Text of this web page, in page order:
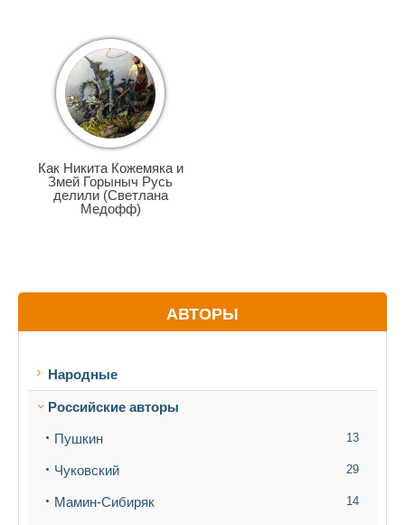
Как Никита Кожемяка и
Змей Горыныч Русь
делили (Светлана
Медофф)
АВТОРЫ
Народные
Российские авторы
Пушкин 13
Чуковский 29
Мамин-Сибиряк 14